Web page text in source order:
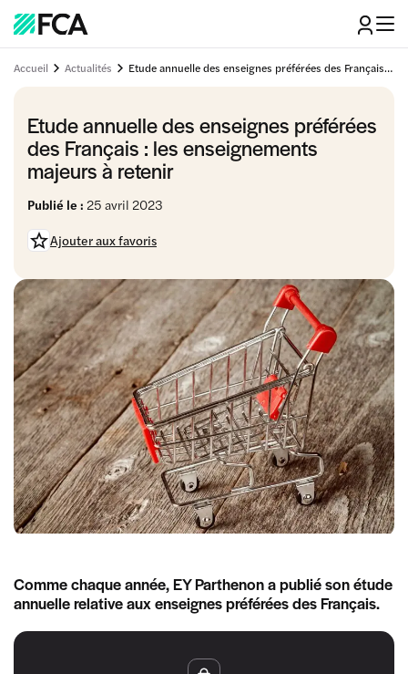
Accueil Actualités Etude annuelle des enseignes préférées des Français : les enseignements majeurs à retenir
Etude annuelle des enseignes préférées
des Français : les enseignements
majeurs à retenir
Publié le : 25 avril 2023
Ajouter aux favoris
Comme chaque année, EY Parthenon a publié son étude
annuelle relative aux enseignes préférées des Français.